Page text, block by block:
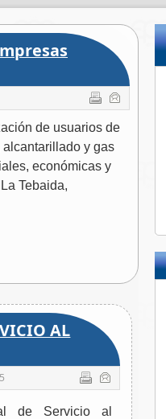
de usuarios de
alcantarillado y gas
económicas y
Tebaida,
AL
de Servicio al